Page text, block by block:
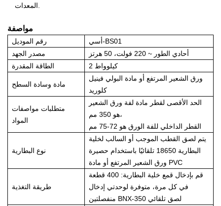
مواصفة
رقم الموديل
أسي-BS01
مصدر الجهد
أحادي الطور ~ 220 فولت، 50 هرتز
الطاقة المقدرة
2 كيلوواط
مادة وسادة السطح
ورق الشعير المرتفع أو مادة البولي فينيل
كلوريد
متطلبات مواصفات
المواد
الحد الأقصى لقطر مادة لفة ورق الشعير
هو 350 مم،
القطر الداخلي للفة الورق هو 72-75 مم
نوع البطارية
يتم لصق القطب الموجب أو السالب لخلية
البطارية 18650 تلقائيًا باستخدام حصيرة
ورق الشعير المرتفع أو مادة PVC
طريقة التغذية
قم بإدخال قمع خلية البطارية: 400 قطعة
في كل مرة، متوفرة لوحدتي إدخال
منفصلتين BNX-350 لصق تلقائي